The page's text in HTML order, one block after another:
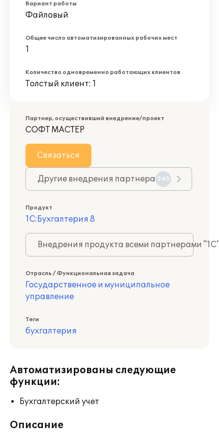
Вариант работы
Файловый
Общее число автоматизированных рабочих мест
1
Количество одновременно работающих клиентов
Толстый клиент: 1
Партнер, осуществивший внедрение/проект
СОФТ МАСТЕР
Связаться
Другие внедрения партнера 545
Продукт
1С:Бухгалтерия 8
Внедрения продукта всеми партнерами
Отрасль / Функциональная задача
Государственное и муниципальное
управление
Теги
бухгалтерия
Автоматизированы следующие
функции:
Бухгалтерский учет
Описание